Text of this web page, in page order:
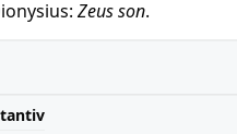
Zeus son.